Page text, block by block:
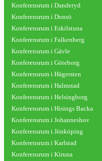
Konferensrum i Danderyd
Konferensrum i Donsö
Konferensrum i Eskilstuna
Konferensrum i Falkenberg
Konferensrum i Gävle
Konferensrum i Göteborg
Konferensrum i Hägersten
Konferensrum i Halmstad
Konferensrum i Helsingborg
Konferensrum i Hisings Backa
Konferensrum i Johanneshov
Konferensrum i Jönköping
Konferensrum i Karlstad
Konferensrum i Kiruna